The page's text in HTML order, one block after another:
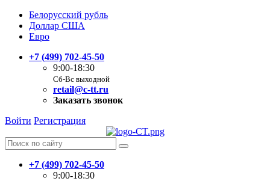
Белорусский рубль
Доллар США
Евро
+7 (499) 702-45-50
9:00-18:30
Сб-Вс выходной
retail@c-tt.ru
Заказать звонок
Войти Регистрация
+7 (499) 702-45-50
9:00-18:30